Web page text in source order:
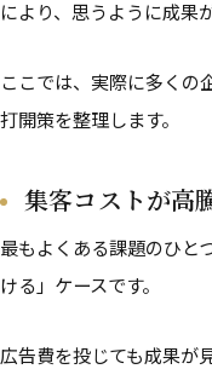
により、思うように成果
ここでは、実際に多くの
打開策を整理します。
集客コストが高
最もよくある課題のひと
ける」ケースです。
広告費を投じても成果